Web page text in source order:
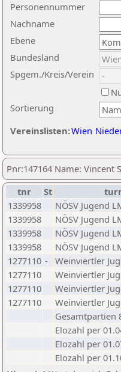
Nachname
Ebene
Sortierung
Personennummer
Bundesland
Spgem./Kreis/Verein
Vereinslisten:Wien
Pnr:147164 Name: Vincent
tnr
St
1339958
NÖSV Jugend
1339958
NÖSV Jugend
1339958
NÖSV Jugend
1339958
NÖSV Jugend
1277110 - Weinviertler
1277110
Weinviertler
1277110
Weinviertler
1277110
Weinviertler
Gesamtpartien
Elozahl per
Elozahl per
Elozahl per